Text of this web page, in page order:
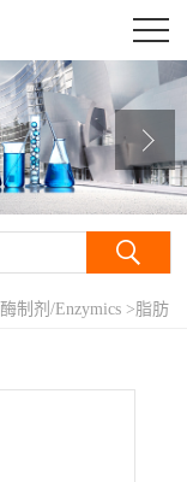
酶制剂/Enzymics >脂肪